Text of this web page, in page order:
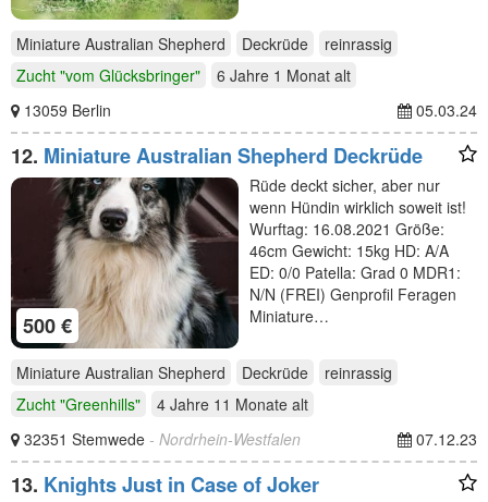
Miniature Australian Shepherd Deckrüde
reinrassig
Zucht "vom Glücksbringer"
6 Jahre 1 Monat alt
13059 Berlin
05.03.24
12. Miniature Australian Shepherd Deckrüde
500 €
Rüde deckt sicher, aber nur
wenn Hündin wirklich soweit ist!
Wurftag: 16.08.2021 Größe:
46cm Gewicht: 15kg HD: A/A
ED: 0/0 Patella: Grad 0 MDR1:
N/N (FREI) Genprofil Feragen
Miniature…
Miniature Australian Shepherd Deckrüde
reinrassig
Zucht "Greenhills"
4 Jahre 11 Monate alt
32351 Stemwede - Nordrhein-Westfalen 07.12.23
13. Knights Just in Case of Joker